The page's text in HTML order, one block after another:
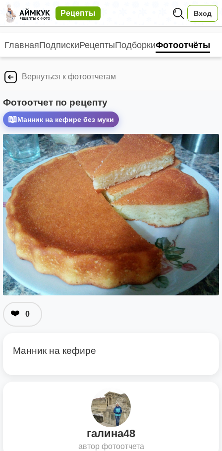
Рецепты Вход
ГлавнаяПодпискиРецептыПодборкиФотоотчёты
Вернуться к фотоотчетам
Фотоотчет по рецепту
📖Манник на кефире без муки
❤️ 0
Манник на кефире
галина48
автор фотоотчета